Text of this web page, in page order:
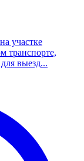
участке
транспорте,
выезд...